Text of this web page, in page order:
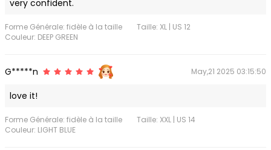
very confident.
Forme Générale: fidèle à la taille
Taille: XL | US 12
Couleur: DEEP GREEN
G*****n May,21 2025 03:15:50
love it!
Forme Générale: fidèle à la taille
Taille: XXL | US 14
Couleur: LIGHT BLUE